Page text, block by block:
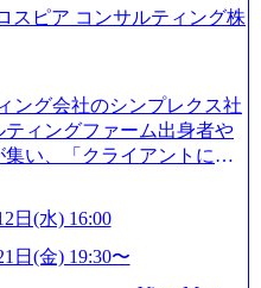
46.3%）、特別休暇5日な
いる。 ​ 月平均残業時間は
の交流や健康をサポート
2
コンサル業界の動向や業務
前回開催時のアンケート
確になりました」「業界
年8月14日(金) 19:00〜2
本説明会は、選考の前段
ャリアを検討中の段階の
休中の平日夜という日程の
ることなく、現職への配
先からのオンライン参加
/今後の構想・事業展開/入
分) オンライン (Google M
、ビジネスサイドでのキャ
スピア コンサルティング株
ング会社のシンプレクス社
ィングファーム出身者や
い、「クライアントにと
新鋭ファーム テクノロジ
力を持つDX時代におい
界を中心に最先端テクノ
日(水) 16:00
日(金) 19:30〜